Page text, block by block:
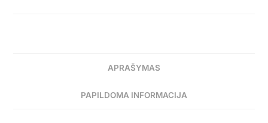
APRAŠYMAS
PAPILDOMA INFORMACIJA